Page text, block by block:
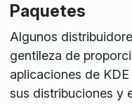
Paquetes
Algunos
gentileza de
aplicaciones de
sus distribuciones y